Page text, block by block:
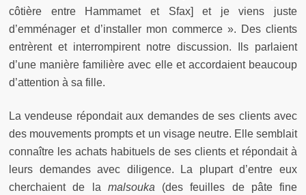
côtière entre Hammamet et Sfax] et je viens juste
d’emménager et d’installer mon commerce ». Des clients
entrèrent et interrompirent notre discussion. Ils parlaient
d’une manière familière avec elle et accordaient beaucoup
d’attention à sa fille.
La vendeuse répondait aux demandes de ses clients avec
des mouvements prompts et un visage neutre. Elle semblait
connaître les achats habituels de ses clients et répondait à
leurs demandes avec diligence. La plupart d’entre eux
cherchaient de la malsouka (des feuilles de pâte fine